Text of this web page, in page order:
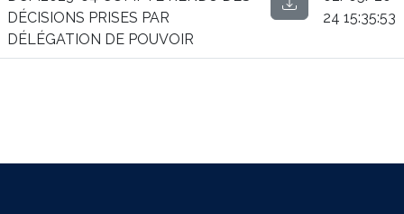
DÉCISIONS PRISES PAR
DÉLÉGATION DE POUVOIR
24 15:35:53